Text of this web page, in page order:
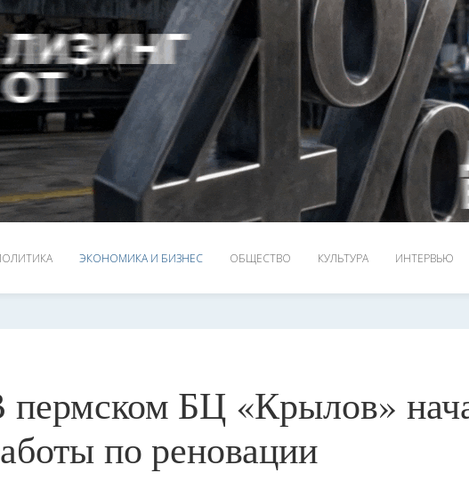
ЭКОНОМИКА И БИЗНЕС ОБЩЕСТВО КУЛЬТУРА ИНТЕРВЬЮ
пермском БЦ «Крылов»
по реновации